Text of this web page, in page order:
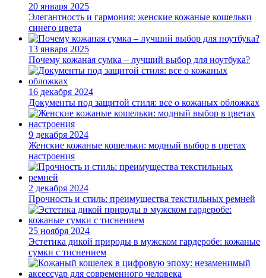
20 января 2025
Элегантность и гармония: женские кожаные кошельки
синего цвета
13 января 2025
Почему кожаная сумка – лучший выбор для ноутбука?
16 декабря 2024
Документы под защитой стиля: все о кожаных обложках
9 декабря 2024
Женские кожаные кошельки: модный выбор в цветах
настроения
2 декабря 2024
Прочность и стиль: преимущества текстильных ремней
25 ноября 2024
Эстетика дикой природы в мужском гардеробе: кожаные
сумки с тиснением